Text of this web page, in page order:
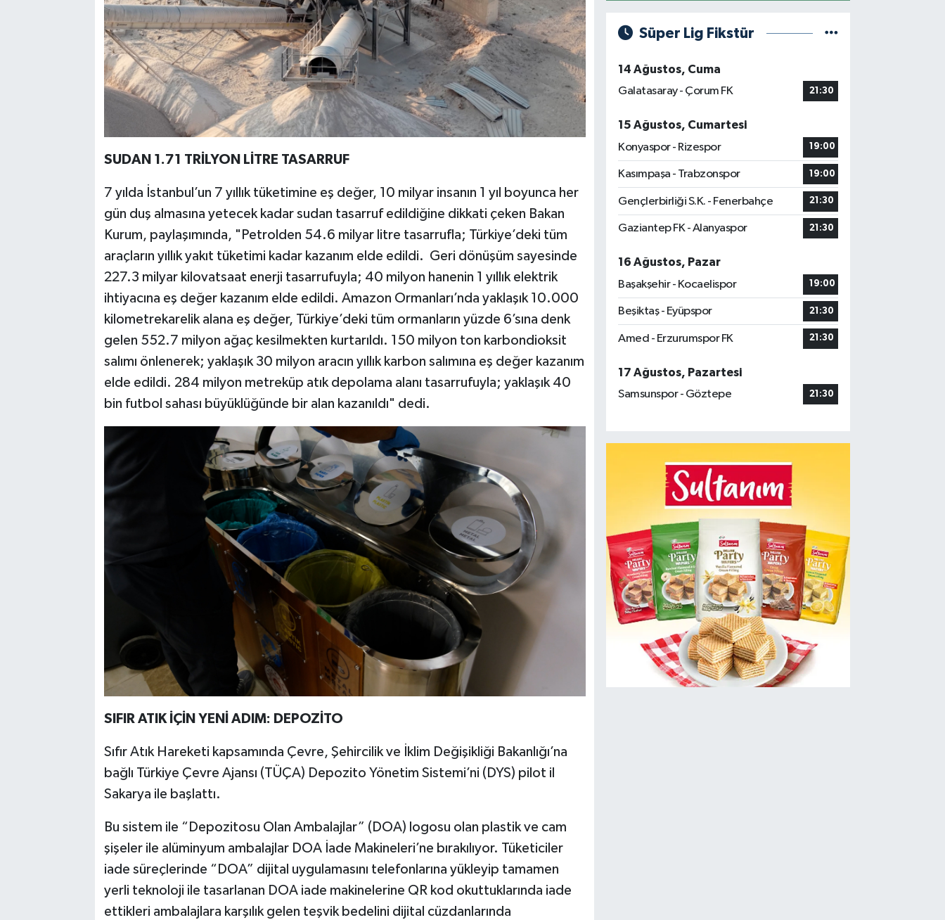
SUDAN 1.71 TRİLYON LİTRE TASARRUF
7 yılda İstanbul’un 7 yıllık tüketimine eş değer, 10 milyar insanın 1 yıl boyunca her
gün duş almasına yetecek kadar sudan tasarruf edildiğine dikkati çeken Bakan
Kurum, paylaşımında, "Petrolden 54.6 milyar litre tasarrufla; Türkiye’deki tüm
araçların yıllık yakıt tüketimi kadar kazanım elde edildi. Geri dönüşüm sayesinde
227.3 milyar kilovatsaat enerji tasarrufuyla; 40 milyon hanenin 1 yıllık elektrik
ihtiyacına eş değer kazanım elde edildi. Amazon Ormanları’nda yaklaşık 10.000
kilometrekarelik alana eş değer, Türkiye’deki tüm ormanların yüzde 6’sına denk
gelen 552.7 milyon ağaç kesilmekten kurtarıldı. 150 milyon ton karbondioksit
salımı önlenerek; yaklaşık 30 milyon aracın yıllık karbon salımına eş değer kazanım
elde edildi. 284 milyon metreküp atık depolama alanı tasarrufuyla; yaklaşık 40
bin futbol sahası büyüklüğünde bir alan kazanıldı" dedi.
SIFIR ATIK İÇİN YENİ ADIM: DEPOZİTO
Sıfır Atık Hareketi kapsamında Çevre, Şehircilik ve İklim Değişikliği Bakanlığı’na
bağlı Türkiye Çevre Ajansı (TÜÇA) Depozito Yönetim Sistemi’ni (DYS) pilot il
Sakarya ile başlattı.
Bu sistem ile “Depozitosu Olan Ambalajlar” (DOA) logosu olan plastik ve cam
şişeler ile alüminyum ambalajlar DOA İade Makineleri’ne bırakılıyor. Tüketiciler
iade süreçlerinde “DOA” dijital uygulamasını telefonlarına yükleyip tamamen
yerli teknoloji ile tasarlanan DOA iade makinelerine QR kod okuttuklarında iade
ettikleri ambalajlara karşılık gelen teşvik bedelini dijital cüzdanlarında
Süper Lig Fikstür
14 Ağustos, Cuma
Galatasaray - Çorum FK
21:30
15 Ağustos, Cumartesi
Konyaspor - Rizespor
19:00
Kasımpaşa - Trabzonspor 19:00
Gençlerbirliği S.K. - Fenerbahçe 21:30
Gaziantep FK - Alanyaspor 21:30
16 Ağustos, Pazar
Başakşehir - Kocaelispor
19:00
Beşiktaş - Eyüpspor 21:30
Amed - Erzurumspor FK 21:30
17 Ağustos, Pazartesi
Samsunspor - Göztepe
21:30